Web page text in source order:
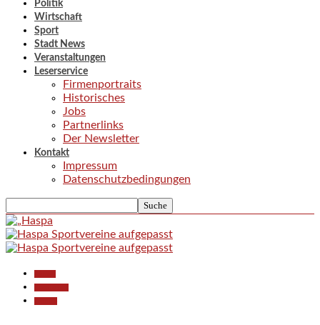
Politik
Wirtschaft
Sport
Stadt News
Veranstaltungen
Leserservice
Firmenportraits
Historisches
Jobs
Partnerlinks
Der Newsletter
Kontakt
Impressum
Datenschutzbedingungen